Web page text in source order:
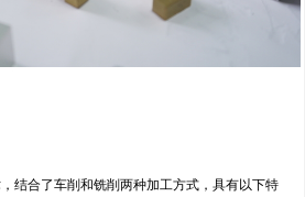
结合了车削和铣削两种加工方式，具有以下特